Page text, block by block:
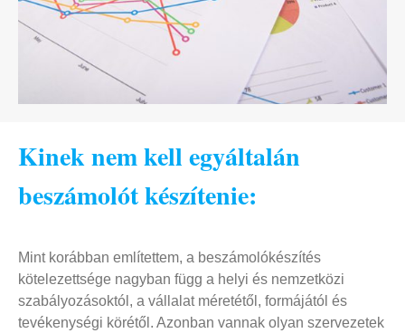
Kinek nem kell egyáltalán
beszámolót készítenie:
Mint korábban említettem, a beszámolókészítés
kötelezettsége nagyban függ a helyi és nemzetközi
szabályozásoktól, a vállalat méretétől, formájától és
tevékenységi körétől. Azonban vannak olyan szervezetek